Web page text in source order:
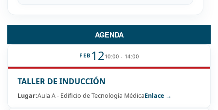
AGENDA
FEB 1210:00 - 14:00
TALLER DE INDUCCIÓN
Lugar:Aula A - Edificio de Tecnología MédicaEnlace →